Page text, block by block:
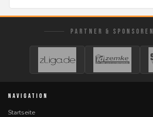
PARTNER & SPONSOREN
NAVIGATION
Startseite